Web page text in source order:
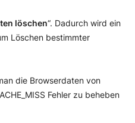
löschen“. Dadurch wird ein
Löschen bestimmter